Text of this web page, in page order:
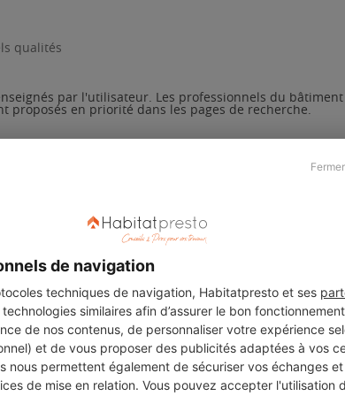
de navigation
techniques de navigation, Habitatpresto et ses
similaires afin d’assurer le bon
de nos contenus, de personnaliser votre expérience
et de vous proposer des publicités adaptées à vos
nous permettent également de sécuriser vos échanges
de mise en relation. Vous pouvez accepter l'utilisation
qualités
par l'utilisateur. Les professionnels du
proposés en priorité dans les pages de recherche.
Revue de presse
Légal
Charte cookies